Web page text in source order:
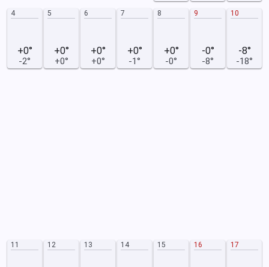
4
+0°
-2°
5
+0°
+0°
6
+0°
+0°
7
+0°
-1°
8
+0°
-0°
9
-0°
-8°
10
-8°
-18°
11 12 13 14 15 16 17